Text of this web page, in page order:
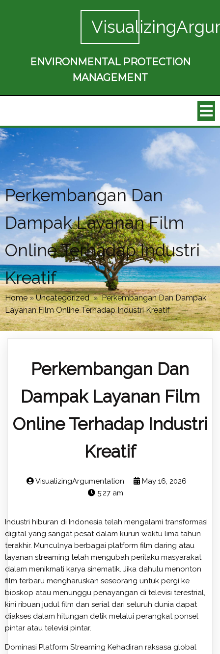
ENVIRONMENTAL PROTECTION
MANAGEMENT
Perkembangan Dan
Dampak Layanan Film
Online Terhadap Industri
Kreatif
Home»Uncategorized » Perkembangan Dan Dampak
Layanan Film Online Terhadap Industri Kreatif
Perkembangan Dan
Dampak Layanan Film
Online Terhadap Industri
Kreatif
VisualizingArgumentation
May 16, 2026
5:27 am
Industri hiburan di Indonesia telah mengalami transformasi
digital yang sangat pesat dalam kurun waktu lima tahun
terakhir. Munculnya berbagai platform film daring atau
layanan streaming telah mengubah perilaku masyarakat
dalam menikmati karya sinematik. Jika dahulu menonton
film terbaru mengharuskan seseorang untuk pergi ke
bioskop atau menunggu penayangan di televisi terestrial,
kini ribuan judul film dan serial dari seluruh dunia dapat
diakses dalam hitungan detik melalui perangkat ponsel
pintar atau televisi pintar.
Dominasi Platform Streaming Kehadiran raksasa global